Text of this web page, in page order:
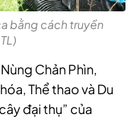
bằng cách truyền
Chản Phìn,
Thể thao và Du
đại thụ” của